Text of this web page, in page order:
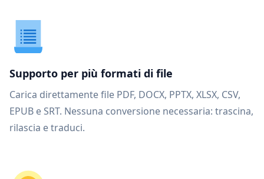
Supporto per più formati di file
Carica direttamente file PDF, DOCX, PPTX, XLSX, CSV,
EPUB e SRT. Nessuna conversione necessaria: trascina,
rilascia e traduci.